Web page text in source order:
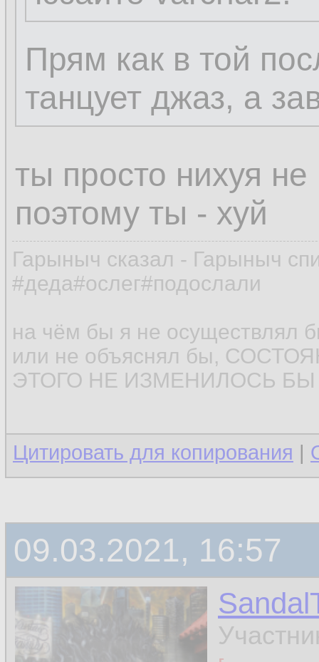
Прям как в той
танцует джаз, а
ты просто нихуя
поэтому ты - хуй
Гарыныч сказал - Гарыныч
#деда#ослег#подослали
на чём бы я не осуществлял
или не объяснял бы,
ЭТОГО НЕ ИЗМЕНИЛОСЬ БЫ
Цитировать для копирования |
09.03.2021, 16:57